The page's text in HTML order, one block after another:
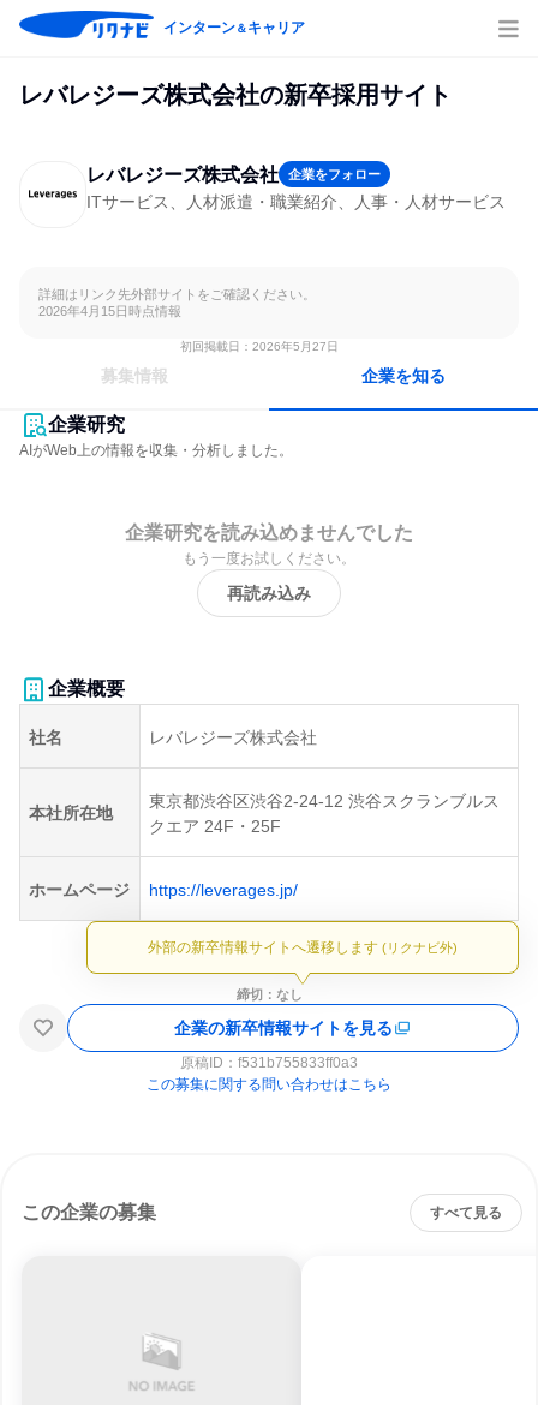
インターン＆キャリア
レバレジーズ株式会社の新卒採用サイト
レバレジーズ株式会社 企業をフォロー
ITサービス、人材派遣・職業紹介、人事・人材サービス
詳細はリンク先外部サイトをご確認ください。
2026年4月15日時点情報
初回掲載日：2026年5月27日
募集情報 企業を知る
企業研究
AIがWeb上の情報を収集・分析しました。
企業研究を読み込めませんでした
もう一度お試しください。
再読み込み
企業概要
社名 レバレジーズ株式会社
本社所在地
東京都渋谷区渋谷2-24-12 渋谷スクランブルス
クエア 24F・25F
ホームページ https://leverages.jp/
外部の新卒情報サイトへ遷移します (リクナビ外)
締切：なし
企業の新卒情報サイトを見る
原稿ID： f531b755833ff0a3
この募集に関する問い合わせはこちら
この企業の募集 すべて見る